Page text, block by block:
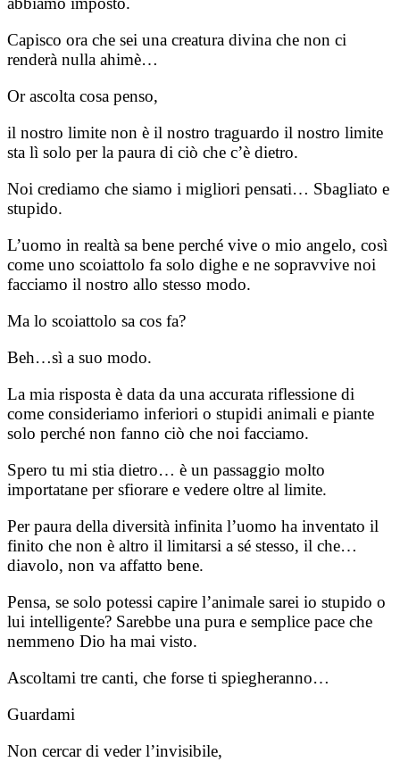
Capisco ora che sei una creatura divina che non ci
renderà nulla ahimè…
Or ascolta cosa penso,
il nostro limite non è il nostro traguardo il nostro limite
sta lì solo per la paura di ciò che c’è dietro.
Noi crediamo che siamo i migliori pensati… Sbagliato e
stupido.
L’uomo in realtà sa bene perché vive o mio angelo, così
come uno scoiattolo fa solo dighe e ne sopravvive noi
facciamo il nostro allo stesso modo.
Ma lo scoiattolo sa cos fa?
Beh…sì a suo modo.
La mia risposta è data da una accurata riflessione di
come consideriamo inferiori o stupidi animali e piante
solo perché non fanno ciò che noi facciamo.
Spero tu mi stia dietro… è un passaggio molto
importatane per sfiorare e vedere oltre al limite.
Per paura della diversità infinita l’uomo ha inventato il
finito che non è altro il limitarsi a sé stesso, il che…
diavolo, non va affatto bene.
Pensa, se solo potessi capire l’animale sarei io stupido o
lui intelligente? Sarebbe una pura e semplice pace che
nemmeno Dio ha mai visto.
Ascoltami tre canti, che forse ti spiegheranno…
Guardami
Non cercar di veder l’invisibile,